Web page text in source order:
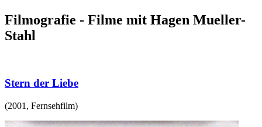
Filmografie - Filme mit Hagen Mueller-
Stahl
Stern der Liebe
(2001 , Fernsehfilm)